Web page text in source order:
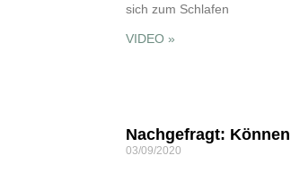
sich zum Schlafen
VIDEO »
Nachgefragt:
03/09/2020